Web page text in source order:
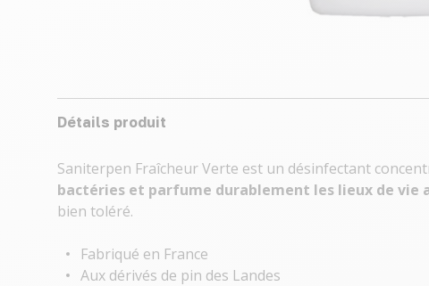
Détails produit
Saniterpen Fraîcheur Verte est un désinfectant
bactéries et parfume durablement les lieux de vie
bien toléré.
Fabriqué en France
Aux dérivés de pin des Landes